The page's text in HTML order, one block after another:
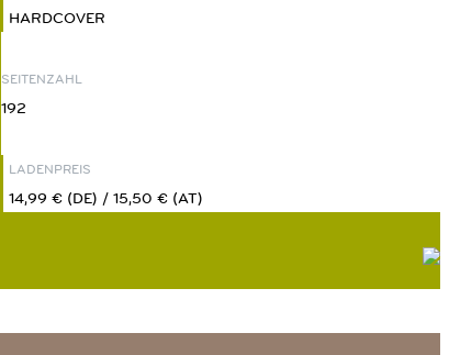
HARDCOVER
SEITENZAHL
192
LADENPREIS
14,99 € (DE) / 15,50 € (AT)